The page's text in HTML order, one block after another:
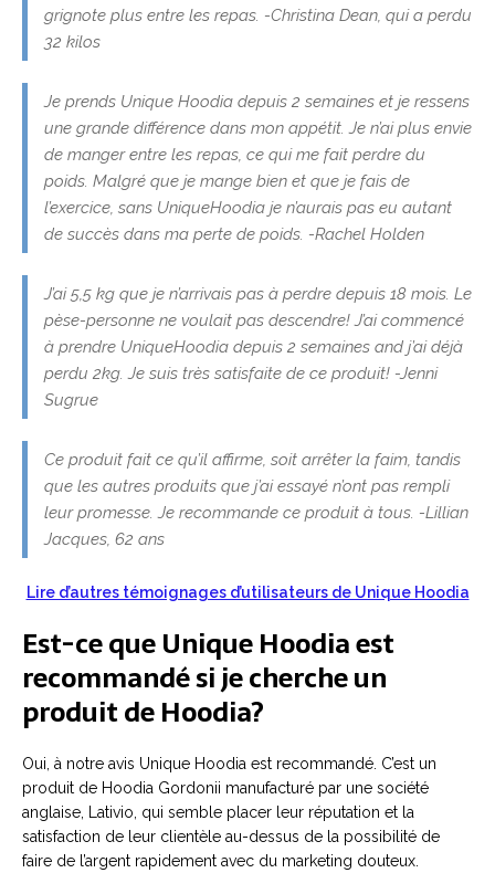
grignote plus entre les repas. -Christina Dean, qui a perdu
32 kilos
Je prends Unique Hoodia depuis 2 semaines et je ressens
une grande différence dans mon appétit. Je n’ai plus envie
de manger entre les repas, ce qui me fait perdre du
poids. Malgré que je mange bien et que je fais de
l’exercice, sans UniqueHoodia je n’aurais pas eu autant
de succès dans ma perte de poids. -Rachel Holden
J’ai 5,5 kg que je n’arrivais pas à perdre depuis 18 mois. Le
pèse-personne ne voulait pas descendre! J’ai commencé
à prendre UniqueHoodia depuis 2 semaines and j’ai déjà
perdu 2kg. Je suis très satisfaite de ce produit! -Jenni
Sugrue
Ce produit fait ce qu’il affirme, soit arrêter la faim, tandis
que les autres produits que j’ai essayé n’ont pas rempli
leur promesse. Je recommande ce produit à tous. -Lillian
Jacques, 62 ans
Lire d’autres témoignages d’utilisateurs de Unique Hoodia
Est-ce que Unique Hoodia est
recommandé si je cherche un
produit de Hoodia?
Oui, à notre avis Unique Hoodia est recommandé. C’est un
produit de Hoodia Gordonii manufacturé par une société
anglaise, Lativio, qui semble placer leur réputation et la
satisfaction de leur clientèle au-dessus de la possibilité de
faire de l’argent rapidement avec du marketing douteux.